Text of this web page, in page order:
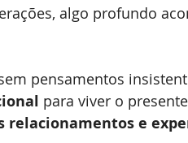
algo profundo
pensamentos
para viver o
relacionamentos e